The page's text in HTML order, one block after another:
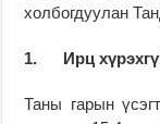
холбогдуулан
1. Ирц
Таны гарын